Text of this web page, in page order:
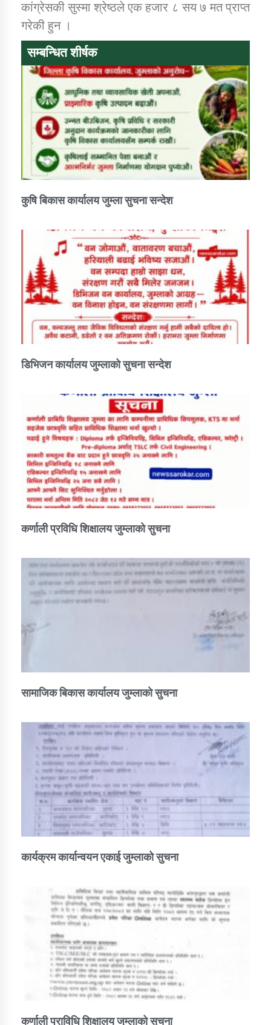
कांग्रेसकी सुस्मा श्रेष्ठले एक हजार ८ सय ७ मत प्राप्त
गरेकी हुन ।
सम्बन्धित शीर्षक
कुषि बिकास कार्यालय जुम्ला सुचना सन्देश
डिभिजन कार्यालय जुम्लाको सुचना सन्देश
कर्णाली प्रविधि शिक्षालय जुम्लाको सुचना
सामाजिक बिकास कार्यालय जुम्लाकाे सुचना
कार्यक्रम कार्यान्वयन एकाई जुम्लाको सुचना
कर्णाली प्राविधि शिक्षालय जुम्लाको सुचना